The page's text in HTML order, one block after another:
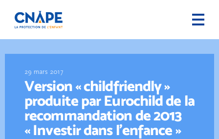
29 mars 2017
Version « childfriendly »
produite par Eurochild de la
recommandation de 2013
« Investir dans l’enfance »